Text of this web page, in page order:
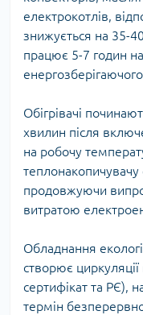
електрокотлів,
знижується на 35-
працює 5-7 годин
Обігрівачі
хвилин після
на робочу
теплонакопичувачу
продовжуючи
витратою
Обладнання
створює
сертифікат та РЄ),
термін